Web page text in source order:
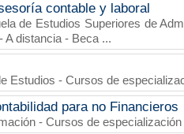
contable y laboral
de Estudios Superiores de
A distancia - Beca ...
Estudios - Cursos de
para no Financieros
- Cursos de